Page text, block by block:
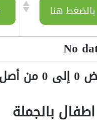
هنا
No
0 سجلّ
بالجملة